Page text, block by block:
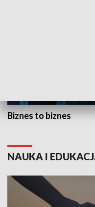
Biznes to biznes
NAUKA I